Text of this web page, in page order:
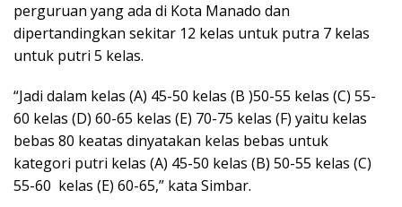
perguruan yang ada di Kota Manado dan
dipertandingkan sekitar 12 kelas untuk putra 7 kelas
untuk putri 5 kelas.
“Jadi dalam kelas (A) 45-50 kelas (B )50-55 kelas (C) 55-
60 kelas (D) 60-65 kelas (E) 70-75 kelas (F) yaitu kelas
bebas 80 keatas dinyatakan kelas bebas untuk
kategori putri kelas (A) 45-50 kelas (B) 50-55 kelas (C)
55-60 kelas (E) 60-65,” kata Simbar.